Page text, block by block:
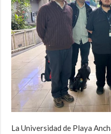
La Universidad de Playa